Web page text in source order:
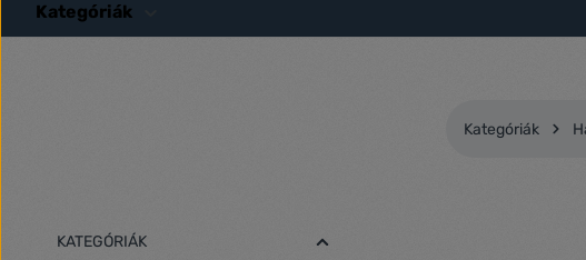
Kategóriák
Kategóriák
KATEGÓRIÁK